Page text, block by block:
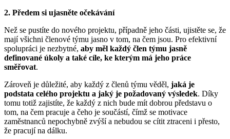
2. Předem si ujasněte očekávání
Než se pustíte do nového projektu, případně jeho části, ujistěte se, že
mají všichni členové týmu jasno v tom, na čem jsou. Pro efektivní
spolupráci je nezbytné, aby měl každý člen týmu jasně
definované úkoly a také cíle, ke kterým má jeho práce
směřovat.
Zároveň je důležité, aby každý z členů týmu věděl, jaká je
podstata celého projektu a jaký je požadovaný výsledek. Díky
tomu totiž zajistíte, že každý z nich bude mít dobrou představu o
tom, na čem pracuje a čeho je součástí, čímž se motivace
zaměstnanců nepochybně zvýší a nebudou se cítit ztraceni i přesto,
že pracují na dálku.